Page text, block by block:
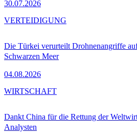
30.07.2026
Die Türkei verurteilt Drohnenangriffe
Schwarzen Meer
04.08.2026
VERTEIDIGUNG
Dankt China für die Rettung der
Analysten
WIRTSCHAFT